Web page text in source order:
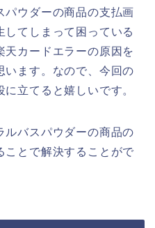
パウダーの商品の支払画
てしまって困っている
天カードエラーの原因を
います。なので、今回の
立てると嬉しいです。
ルバスパウダーの商品の
ことで解決することがで